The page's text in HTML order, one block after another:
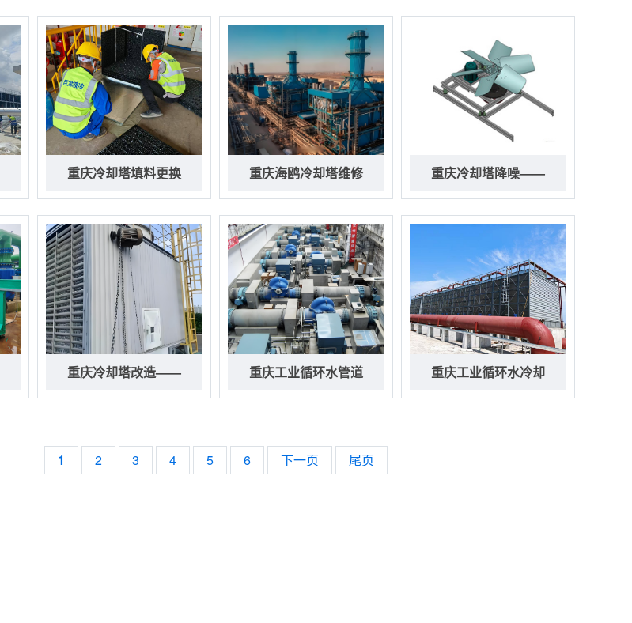
重庆冷却塔填料更换 重庆海鸥冷却塔维修 重庆冷却塔降噪——
重庆冷却塔改造—— 重庆工业循环水管道 重庆工业循环水冷却
1 2 3 4 5 6 下一页 尾页